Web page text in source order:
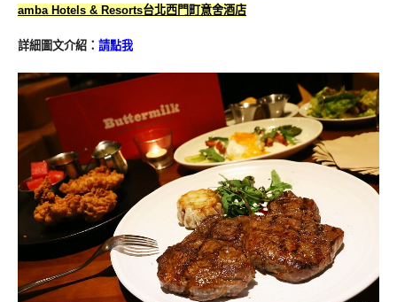
amba Hotels & Resorts台北西門町意舍酒店
詳細圖文介紹： 請點我